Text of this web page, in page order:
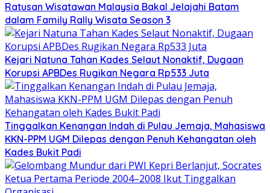
Ratusan Wisatawan Malaysia Bakal Jelajahi Batam
dalam Family Rally Wisata Season 3
Kejari Natuna Tahan Kades Selaut Nonaktif, Dugaan
Korupsi APBDes Rugikan Negara Rp533 Juta
Tinggalkan Kenangan Indah di Pulau Jemaja, Mahasiswa
KKN-PPM UGM Dilepas dengan Penuh Kehangatan oleh
Kades Bukit Padi